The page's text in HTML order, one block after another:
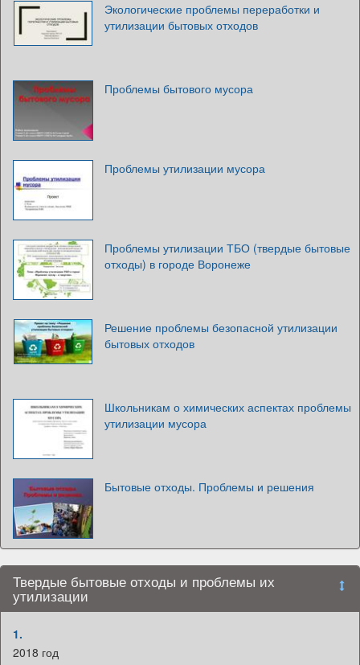
Экологические проблемы переработки и
утилизации бытовых отходов
Проблемы бытового мусора
Проблемы утилизации мусора
Проблемы утилизации ТБО (твердые бытовые
отходы) в городе Воронеже
Решение проблемы безопасной утилизации
бытовых отходов
Школьникам о химических аспектах проблемы
утилизации мусора
Бытовые отходы. Проблемы и решения
Твердые бытовые отходы и проблемы их
утилизации
1.
2018 год